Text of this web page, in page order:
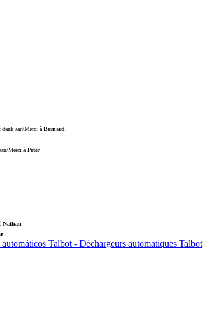
dank aan/Merci à Bernard
Merci à Peter
Nathan
Talbot - Déchargeurs automatiques Talbot